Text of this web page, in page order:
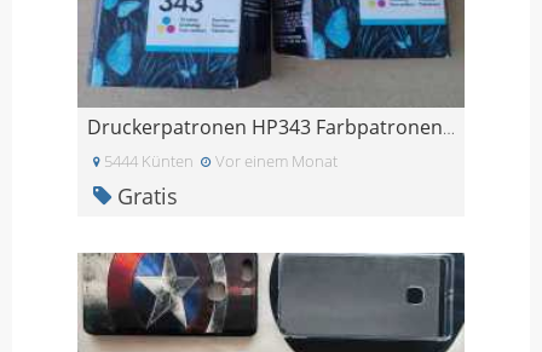
Druckerpatronen HP343 Farbpatronen HP 343
5444 Künten Vor einem Monat
Gratis